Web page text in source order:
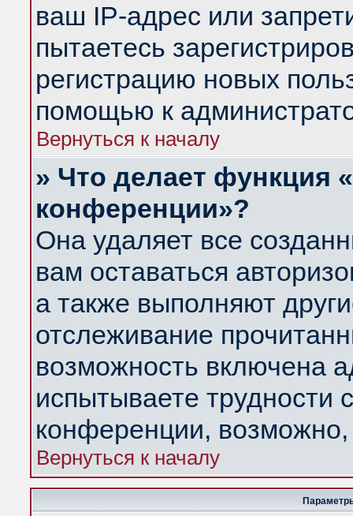
ваш IP-адрес или
пытаетесь
регистрацию новых
помощью к
Вернуться к началу
» Что делает функция
конференции»?
Она удаляет все
вам оставаться
а также выполняют
отслеживание
возможность включена
испытываете трудности
конференции,
Вернуться к началу